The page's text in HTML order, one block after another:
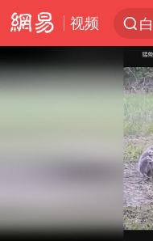
视频
00:00